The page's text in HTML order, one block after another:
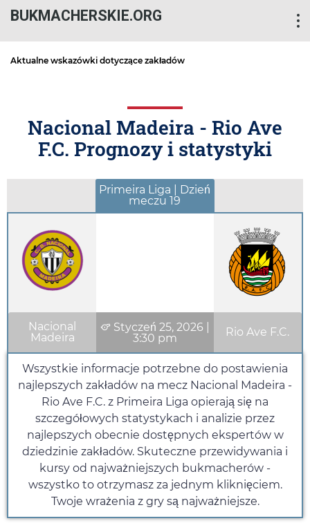
BUKMACHERSKIE.ORG
Aktualne wskazówki dotyczące zakładów
Nacional Madeira - Rio Ave
F.C. Prognozy i statystyki
Primeira Liga | Dzień
meczu 19
Nacional
Madeira
Styczeń 25, 2026
3:30 pm
Rio Ave F.C.
Wszystkie informacje potrzebne do postawienia
najlepszych zakładów na mecz Nacional Madeira -
Rio Ave F.C. z Primeira Liga opierają się na
szczegółowych statystykach i analizie przez
najlepszych obecnie dostępnych ekspertów w
dziedzinie zakładów. Skuteczne przewidywania i
kursy od najważniejszych bukmacherów -
wszystko to otrzymasz za jednym kliknięciem.
Twoje wrażenia z gry są najważniejsze.